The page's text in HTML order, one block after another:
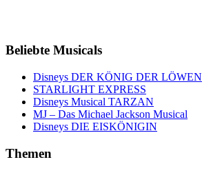
Beliebte Musicals
Disneys DER KÖNIG DER LÖWEN
STARLIGHT EXPRESS
Disneys Musical TARZAN
MJ – Das Michael Jackson Musical
Disneys DIE EISKÖNIGIN
Themen